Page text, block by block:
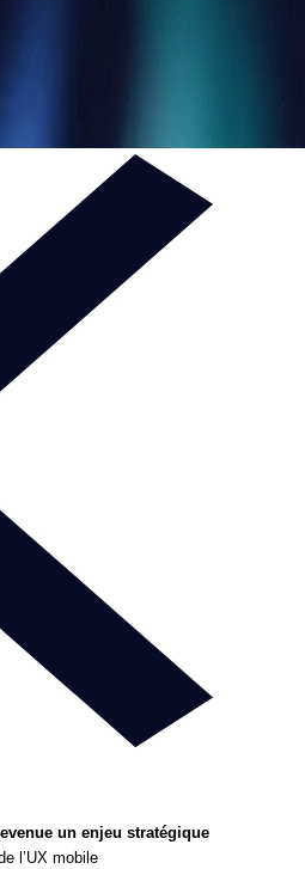
un enjeu stratégique
l’UX mobile